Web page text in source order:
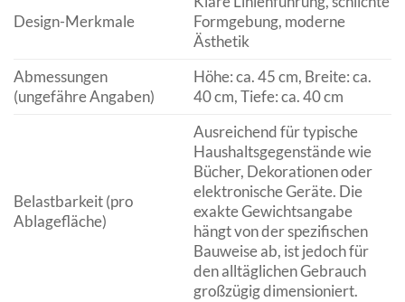
Design-Merkmale
Formgebung, moderne
Ästhetik
Abmessungen
(ungefähre Angaben)
Höhe: ca. 45 cm, Breite: ca.
40 cm, Tiefe: ca. 40 cm
Belastbarkeit (pro
Ablagefläche)
Ausreichend für typische
Haushaltsgegenstände wie
Bücher, Dekorationen oder
elektronische Geräte. Die
exakte Gewichtsangabe
hängt von der spezifischen
Bauweise ab, ist jedoch für
den alltäglichen Gebrauch
großzügig dimensioniert.